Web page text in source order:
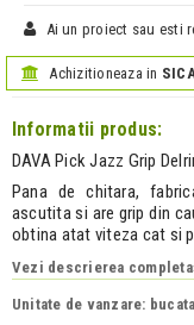
Ai un proiect sau esti
Achizitioneaza in
Informatii produs:
DAVA Pick Jazz Grip
Pana de chitara,
ascutita si are grip din
obtina atat viteza cat si
Vezi descrierea completa
Unitate de vanzare: bucata